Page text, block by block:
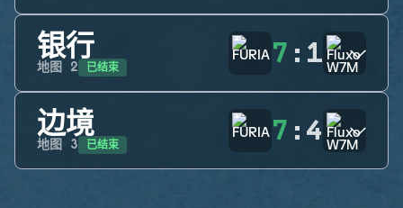
银行
地图 2 已结束 7 : 1
边境
地图 3 已结束 7 : 4